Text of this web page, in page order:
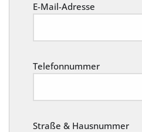
E-Mail-Adresse
Telefonnummer
Straße & Hausnummer